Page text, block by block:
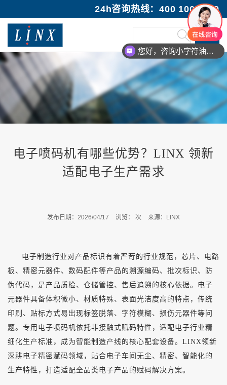
24h咨询热线：400 100 1089
电子喷码机有哪些优势？LINX 领新
适配电子生产需求
发布日期：2026/04/17 浏览： 次 来源：LINX
电子制造行业对产品标识有着严苛的行业规范，芯片、电路
板、精密元器件、数码配件等产品的溯源编码、批次标识、防
伪代码，是产品质检、仓储管控、售后追溯的核心依据。电子
元器件具备体积微小、材质特殊、表面光洁度高的特点，传统
印刷、贴标方式易出现标签脱落、字符模糊、损伤元器件等问
题。专用电子喷码机依托非接触式赋码特性，适配电子行业精
细化生产标准，成为智能制造产线的核心配套设备。 LINX领新
深耕电子精密赋码领域，贴合电子车间无尘、精密、智能化的
生产特性，打造适配全品类电子产品的赋码解决方案。
您好，咨询小字符油墨喷码机